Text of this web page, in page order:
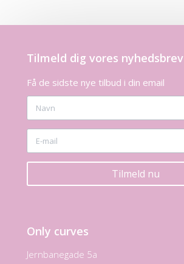
Tilmeld dig vores nyhedsbrev
Få de sidste nye tilbud i din email
Tilmeld nu
Only curves
Jernbanegade 5a